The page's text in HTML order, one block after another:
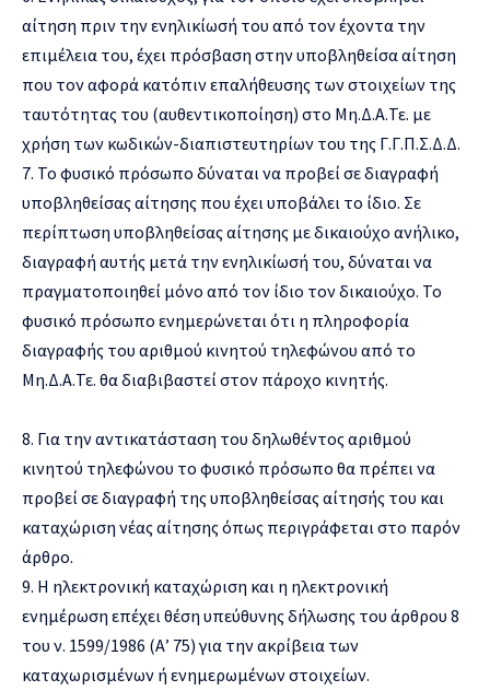
αίτηση πριν την ενηλικίωσή του από τον έχοντα την
επιμέλεια του, έχει πρόσβαση στην υποβληθείσα αίτηση
που τον αφορά κατόπιν επαλήθευσης των στοιχείων της
ταυτότητας του (αυθεντικοποίηση) στο Μη.Δ.Α.Τε. με
χρήση των κωδικών-διαπιστευτηρίων του της Γ.Γ.Π.Σ.Δ.Δ.
7. Το φυσικό πρόσωπο δύναται να προβεί σε διαγραφή
υποβληθείσας αίτησης που έχει υποβάλει το ίδιο. Σε
περίπτωση υποβληθείσας αίτησης με δικαιούχο ανήλικο,
διαγραφή αυτής μετά την ενηλικίωσή του, δύναται να
πραγματοποιηθεί μόνο από τον ίδιο τον δικαιούχο. Το
φυσικό πρόσωπο ενημερώνεται ότι η πληροφορία
διαγραφής του αριθμού κινητού τηλεφώνου από το
Μη.Δ.Α.Τε. θα διαβιβαστεί στον πάροχο κινητής.
8. Για την αντικατάσταση του δηλωθέντος αριθμού
κινητού τηλεφώνου το φυσικό πρόσωπο θα πρέπει να
προβεί σε διαγραφή της υποβληθείσας αίτησής του και
καταχώριση νέας αίτησης όπως περιγράφεται στο παρόν
άρθρο.
9. Η ηλεκτρονική καταχώριση και η ηλεκτρονική
ενημέρωση επέχει θέση υπεύθυνης δήλωσης του άρθρου 8
του ν. 1599/1986 (Α’ 75) για την ακρίβεια των
καταχωρισμένων ή ενημερωμένων στοιχείων.